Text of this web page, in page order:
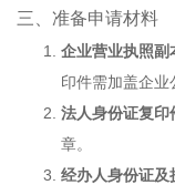
三、准备申请材料
企业营业执照副
印件需加盖企业
法人身份证复印
章。
经办人身份证及